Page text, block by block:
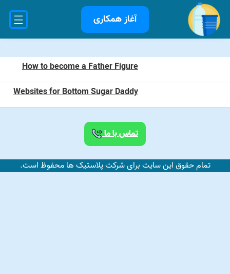
آغاز همکاری
How to become a Father Figure
Websites for Bottom Sugar Daddy
تماس با ما
تمام حقوق این سایت برای شرکت پلاستیک ها محفوظ است.